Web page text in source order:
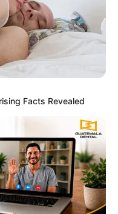
Ukraine Has Not Lost
Facts Revealed